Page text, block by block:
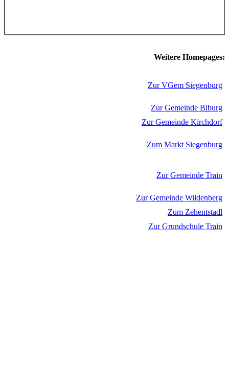
Weitere Homepages:
Zur VGem Siegenburg
Zur Gemeinde Biburg
Zur Gemeinde Kirchdorf
Zum Markt Siegenburg
Zur Gemeinde Train
Zur Gemeinde Wildenberg
Zum Zehentstadl
Zur Grundschule Train